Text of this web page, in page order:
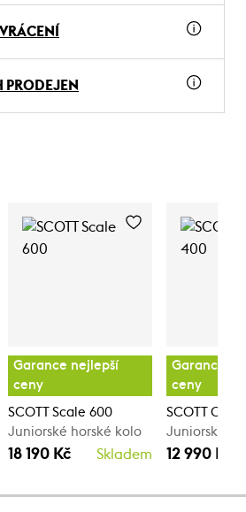
PRODEJEN
Garance nejlepší
ceny
SCOTT Scale 600
Juniorské horské kolo
18 190 Kč Skladem
Garance
ceny
SCOTT
Juniorské
12 990 Kč